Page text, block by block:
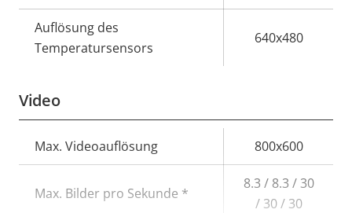
Auflösung des
Temperatursensors
640x480
Video
Eigentumsbeschreibung Eigentumswert
Max. Videoauflösung 800x600
Max. Bilder pro Sekunde *
8.3 / 8.3 / 30
/ 30 / 30